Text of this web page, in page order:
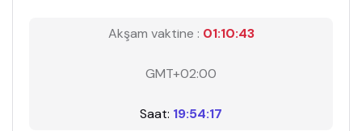
Akşam vaktine : 01:10:42
GMT+02:00
Saat: 19:54:18